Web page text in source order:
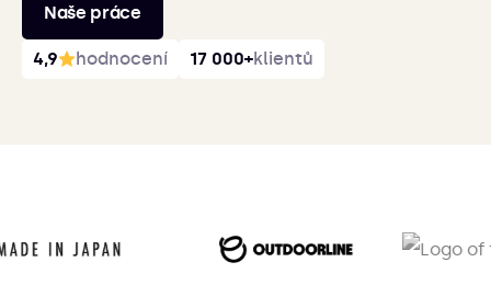
Naše práce
4,9 hodnocení 17 000+klientů